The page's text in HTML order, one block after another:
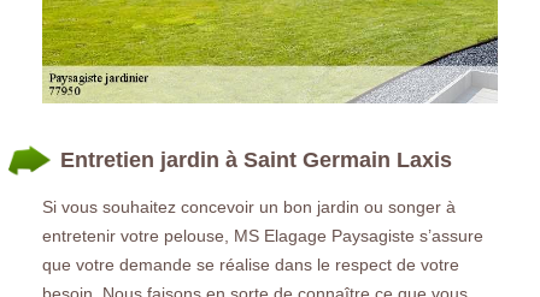
Entretien jardin à Saint Germain Laxis
Si vous souhaitez concevoir un bon jardin ou songer à
entretenir votre pelouse, MS Elagage Paysagiste s’assure
que votre demande se réalise dans le respect de votre